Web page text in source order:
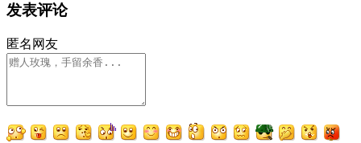
发表评论
匿名网友